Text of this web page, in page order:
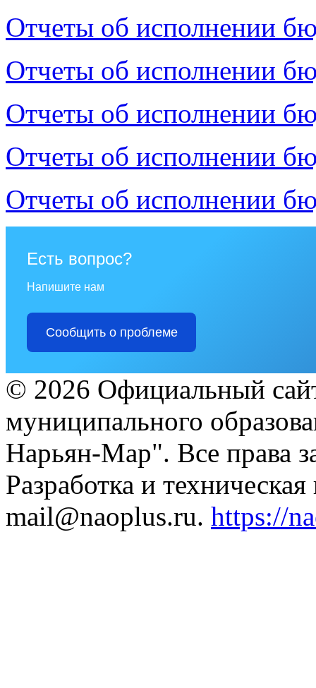
Отчеты об исполнении
Отчеты об исполнении
Отчеты об исполнении
Отчеты об исполнении
Отчеты об исполнении
Есть вопрос?
Напишите нам
Сообщить о проблеме
© 2026 Официальный
муниципального
Нарьян-Мар". Все права
Разработка и
mail@naoplus.ru. https://